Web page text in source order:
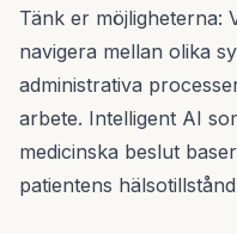
Tänk er möjligheterna:
navigera mellan olika
administrativa
arbete. Intelligent AI
medicinska beslut
patientens